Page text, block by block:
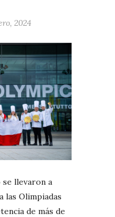
2024
llevaron a
las Olimpiadas
de más de